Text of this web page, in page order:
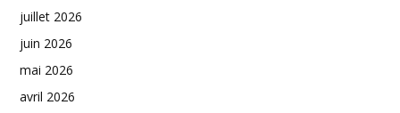
juillet 2026
juin 2026
mai 2026
avril 2026